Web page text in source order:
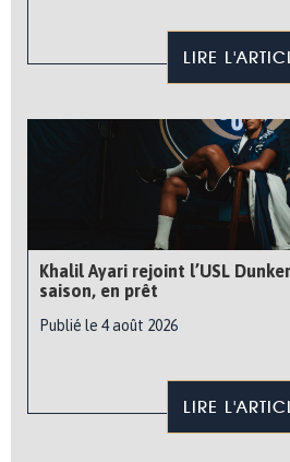
LIRE
Khalil Ayari rejoint l’USL
saison, en prêt
Publié le 4 août 2026
LIRE